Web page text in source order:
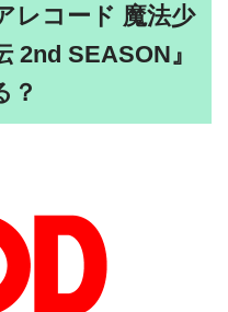
レコード 魔法少
SEASON』
？